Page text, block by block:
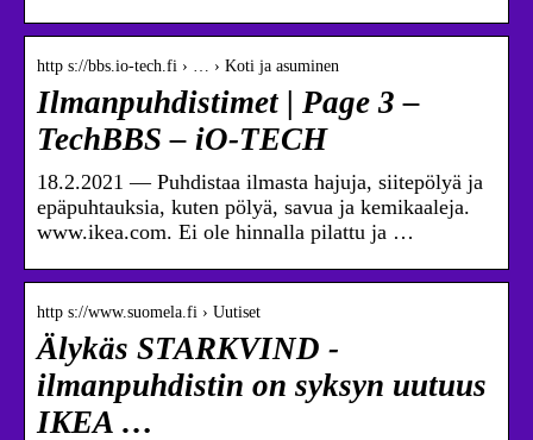
http s://bbs.io-tech.fi › … › Koti ja asuminen
Ilmanpuhdistimet | Page 3 –
TechBBS – iO-TECH
18.2.2021 — Puhdistaa ilmasta hajuja, siitepölyä ja
epäpuhtauksia, kuten pölyä, savua ja kemikaaleja.
www.ikea.com. Ei ole hinnalla pilattu ja …
http s://www.suomela.fi › Uutiset
Älykäs STARKVIND -
ilmanpuhdistin on syksyn uutuus
IKEA …